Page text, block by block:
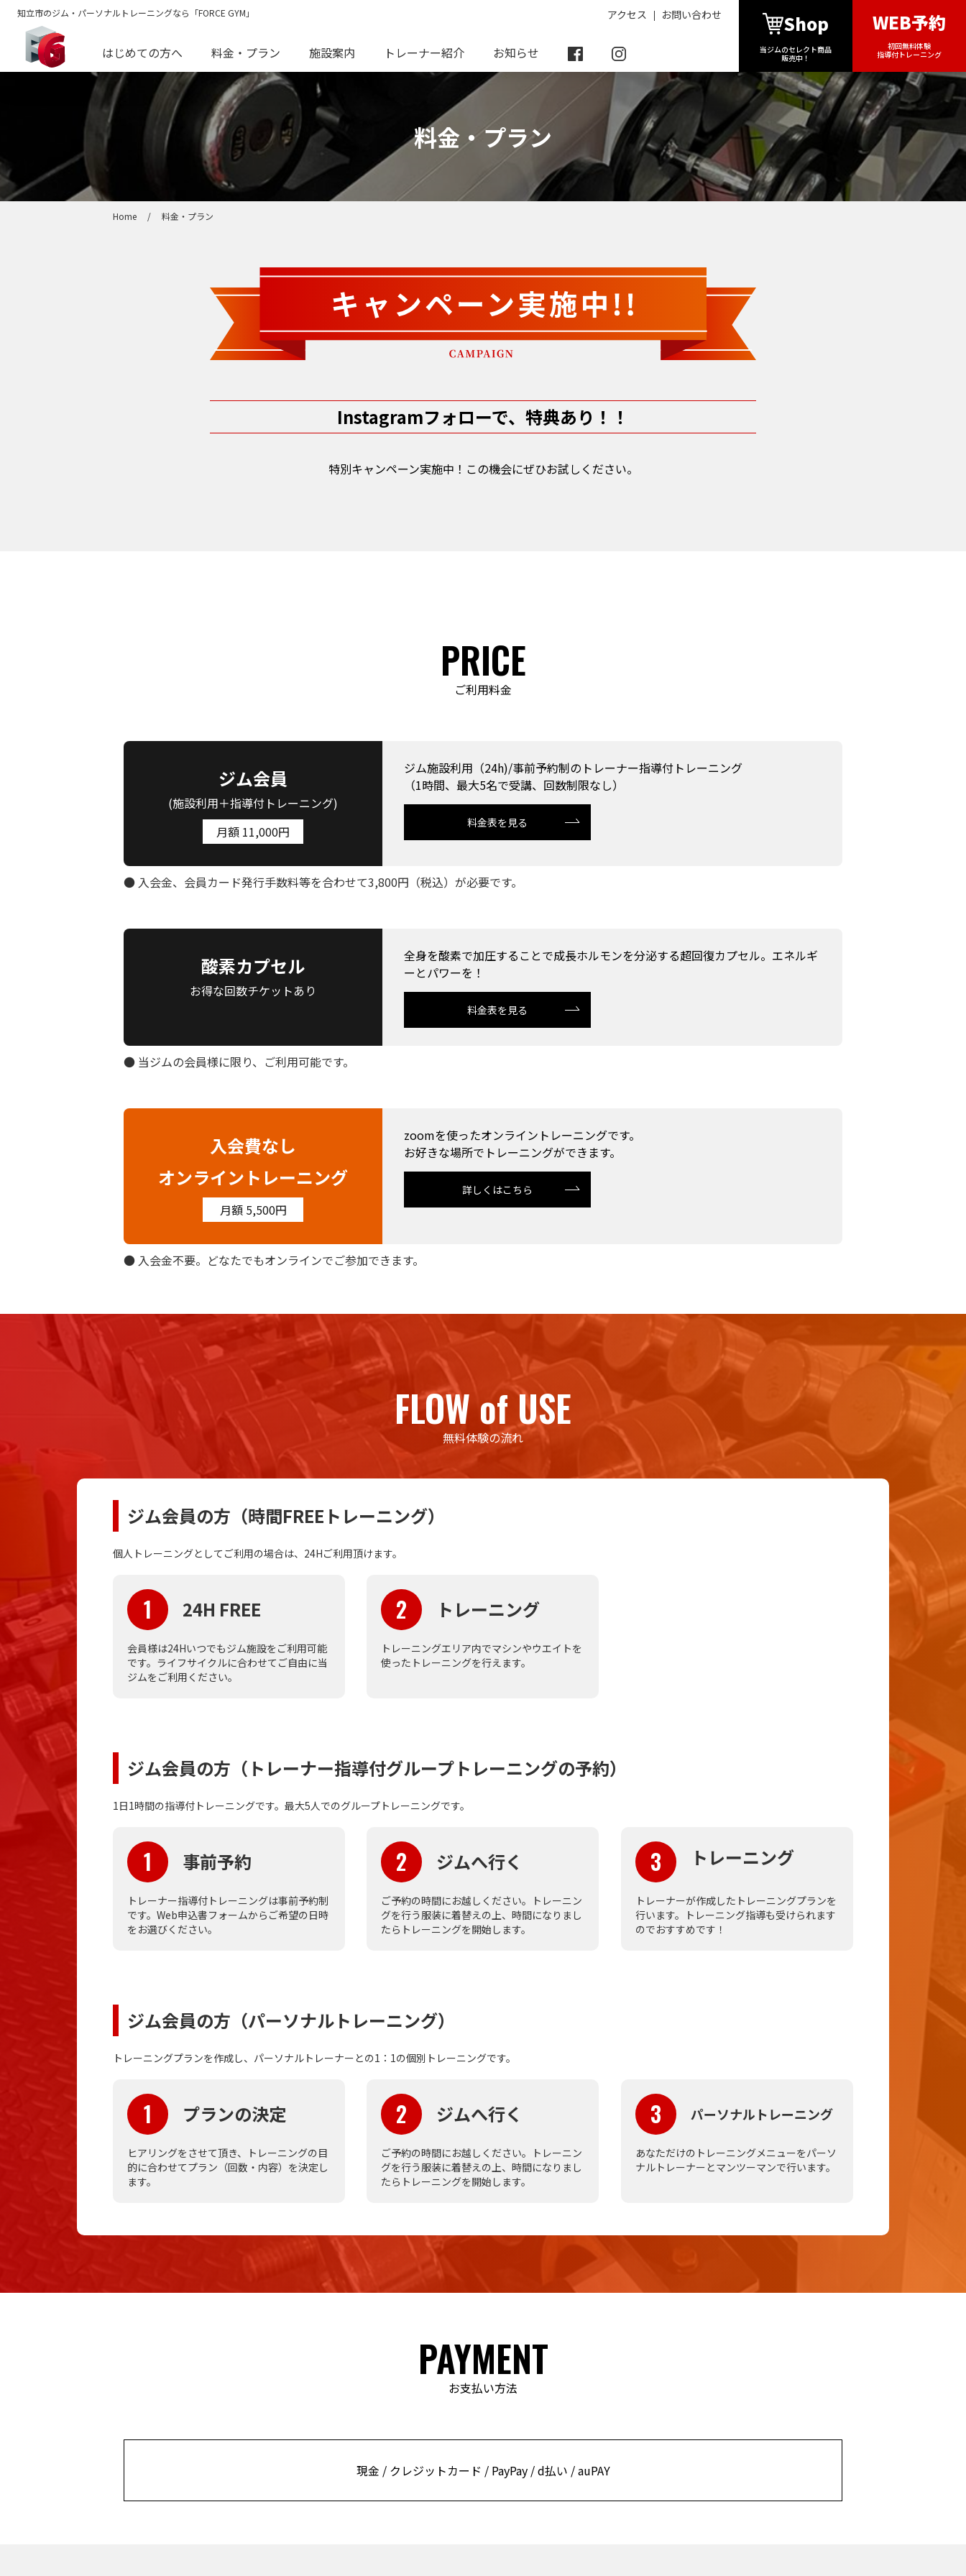
知立市のジム・パーソナルトレーニングなら「FORCE GYM」
はじめての方へ 料金・プラン 施設案内 トレーナー紹介 お知らせ
アクセス お問い合わせ Shop
当ジムのセレクト商品
販売中！
WEB予約
初回無料体験
指導付トレーニング
料金・プラン
Home / 料金・プラン
Instagramフォローで、特典あり！！
特別キャンペーン実施中！この機会にぜひお試しください。
PRICE
ご利用料金
ジム会員
(施設利用＋指導付トレーニング)
月額 11,000円
ジム施設利用（24h)/事前予約制のトレーナー指導付トレーニング
（1時間、最大5名で受講、回数制限なし）
料金表を見る
● 入会金、会員カード発行手数料等を合わせて3,800円（税込）が必要です。
酸素カプセル
お得な回数チケットあり
全身を酸素で加圧することで成長ホルモンを分泌する超回復カプセル。エネルギ
ーとパワーを！
料金表を見る
● 当ジムの会員様に限り、ご利用可能です。
入会費なし
オンライントレーニング
月額 5,500円
zoomを使ったオンライントレーニングです。
お好きな場所でトレーニングができます。
詳しくはこちら
● 入会金不要。どなたでもオンラインでご参加できます。
FLOW of USE
無料体験の流れ
ジム会員の方（時間FREEトレーニング）
個人トレーニングとしてご利用の場合は、24Hご利用頂けます。
1 24H FREE
会員様は24Hいつでもジム施設をご利用可能
です。ライフサイクルに合わせてご自由に当
ジムをご利用ください。
2 トレーニング
トレーニングエリア内でマシンやウエイトを
使ったトレーニングを行えます。
ジム会員の方（トレーナー指導付グループトレーニングの予約）
1日1時間の指導付トレーニングです。最大5人でのグループトレーニングです。
1 事前予約
トレーナー指導付トレーニングは事前予約制
です。Web申込書フォームからご希望の日時
をお選びください。
2 ジムへ行く
ご予約の時間にお越しください。トレーニン
グを行う服装に着替えの上、時間になりまし
たらトレーニングを開始します。
3 トレーニング
トレーナーが作成したトレーニングプランを
行います。トレーニング指導も受けられます
のでおすすめです！
ジム会員の方（パーソナルトレーニング）
トレーニングプランを作成し、パーソナルトレーナーとの1：1の個別トレーニングです。
1 プランの決定
ヒアリングをさせて頂き、トレーニングの目
的に合わせてプラン（回数・内容）を決定し
ます。
2 ジムへ行く
ご予約の時間にお越しください。トレーニン
グを行う服装に着替えの上、時間になりまし
たらトレーニングを開始します。
3 パーソナルトレーニング
あなただけのトレーニングメニューをパーソ
ナルトレーナーとマンツーマンで行います。
PAYMENT
お支払い方法
現金 / クレジットカード / PayPay / d払い / auPAY